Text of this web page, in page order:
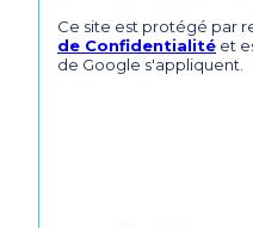
Ce site est protégé par
de Confidentialité et
de Google s'appliquent.